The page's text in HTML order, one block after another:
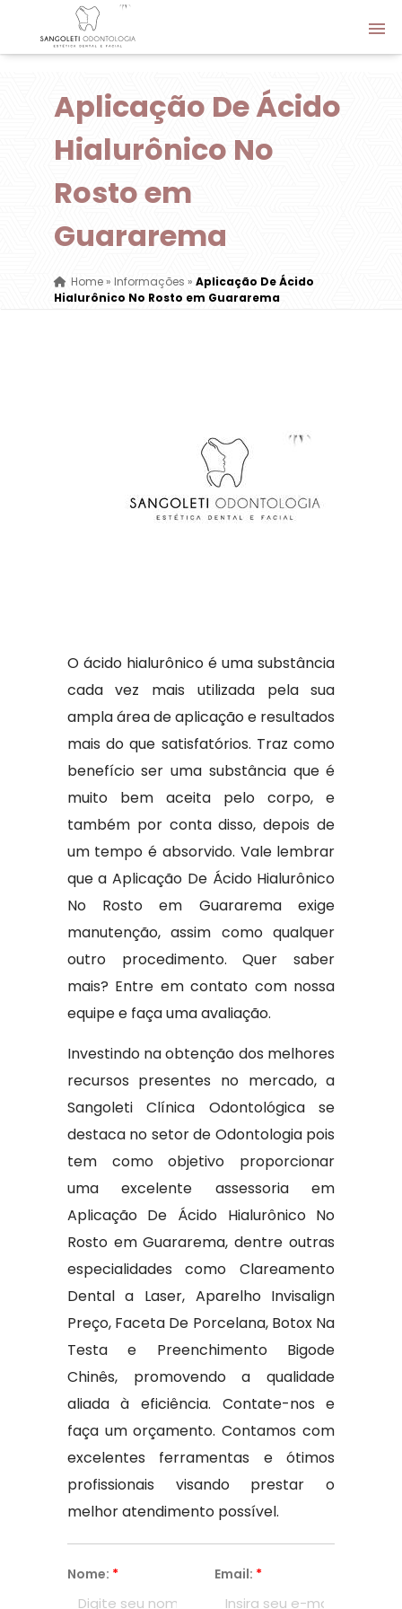
Aplicação De Ácido
Hialurônico No
Rosto em
Guararema
Home» Informações » Aplicação De Ácido
Hialurônico No Rosto em Guararema
O ácido hialurônico é uma substância
cada vez mais utilizada pela sua
ampla área de aplicação e resultados
mais do que satisfatórios. Traz como
benefício ser uma substância que é
muito bem aceita pelo corpo, e
também por conta disso, depois de
um tempo é absorvido. Vale lembrar
que a Aplicação De Ácido Hialurônico
No Rosto em Guararema exige
manutenção, assim como qualquer
outro procedimento. Quer saber
mais? Entre em contato com nossa
equipe e faça uma avaliação.
Investindo na obtenção dos melhores
recursos presentes no mercado, a
Sangoleti Clínica Odontológica se
destaca no setor de Odontologia pois
tem como objetivo proporcionar
uma excelente assessoria em
Aplicação De Ácido Hialurônico No
Rosto em Guararema, dentre outras
especialidades como Clareamento
Dental a Laser, Aparelho Invisalign
Preço, Faceta De Porcelana, Botox Na
Testa e Preenchimento Bigode
Chinês, promovendo a qualidade
aliada à eficiência. Contate-nos e
faça um orçamento. Contamos com
excelentes ferramentas e ótimos
profissionais visando prestar o
melhor atendimento possível.
Nome: * Email: *